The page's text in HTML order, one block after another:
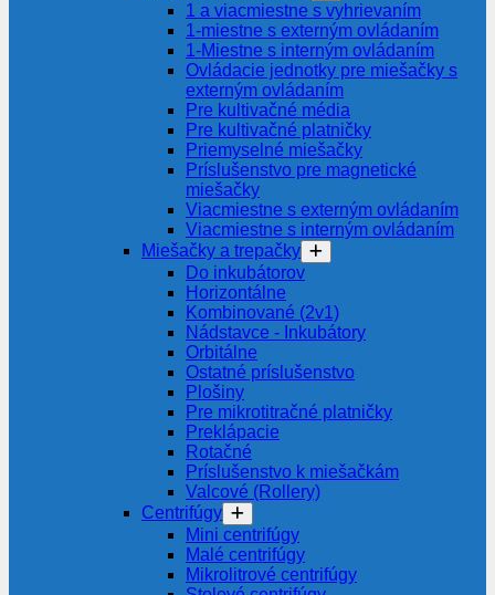
1 a viacmiestne s vyhrievaním
1-miestne s externým ovládaním
1-Miestne s interným ovládaním
Ovládacie jednotky pre miešačky s
externým ovládaním
Pre kultivačné média
Pre kultivačné platničky
Priemyselné miešačky
Príslušenstvo pre magnetické
miešačky
Viacmiestne s externým ovládaním
Viacmiestne s interným ovládaním
Miešačky a trepačky
Do inkubátorov
Horizontálne
Kombinované (2v1)
Nádstavce - Inkubátory
Orbitálne
Ostatné príslušenstvo
Plošiny
Pre mikrotitračné platničky
Preklápacie
Rotačné
Príslušenstvo k miešačkám
Valcové (Rollery)
Centrifúgy
Mini centrifúgy
Malé centrifúgy
Mikrolitrové centrifúgy